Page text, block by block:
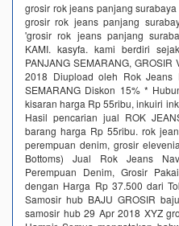
grosir rok jeans panjang
grosir rok jeans panjang
'grosir rok jeans panjang
KAMI. kasyfa. kami berdiri
PANJANG SEMARANG,
2018 Diupload oleh Rok Jeans
SEMARANG Diskon 15% *
kisaran harga Rp 55ribu, inkuiri
Hasil pencarian jual ROK
barang harga Rp 55ribu. rok
perempuan denim, grosir
Bottoms) Jual Rok Jeans
Perempuan Denim, Grosir
dengan Harga Rp 37.500 dari
Samosir hub BAJU GROSIR
samosir hub 29 Apr 2018 XYZ